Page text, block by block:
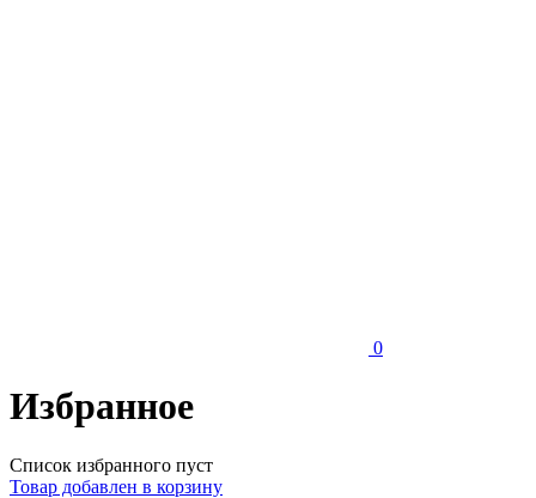
0
Избранное
Список избранного пуст
Товар добавлен в корзину